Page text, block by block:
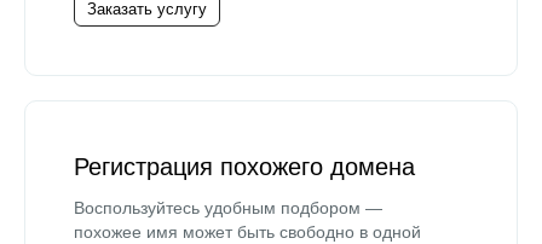
Заказать услугу
Регистрация похожего домена
Воспользуйтесь удобным подбором —
похожее имя может быть свободно в одной